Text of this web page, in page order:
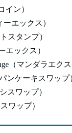
イン）
エックス）
スタンプ）
エックス）
（マンダラエク
ンケーキスワップ
スワップ）
ワップ）